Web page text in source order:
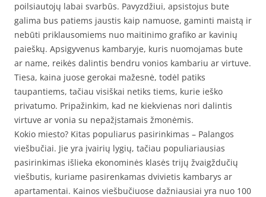
poilsiautojų labai svarbūs. Pavyzdžiui, apsistojus bute
galima bus patiems jaustis kaip namuose, gaminti maistą ir
nebūti priklausomiems nuo maitinimo grafiko ar kavinių
paieškų. Apsigyvenus kambaryje, kuris nuomojamas bute
ar name, reikės dalintis bendru vonios kambariu ar virtuve.
Tiesa, kaina juose gerokai mažesnė, todėl patiks
taupantiems, tačiau visiškai netiks tiems, kurie ieško
privatumo. Pripažinkim, kad ne kiekvienas nori dalintis
virtuve ar vonia su nepažįstamais žmonėmis.
Kokio miesto? Kitas populiarus pasirinkimas – Palangos
viešbučiai. Jie yra įvairių lygių, tačiau populiariausias
pasirinkimas išlieka ekonominės klasės trijų žvaigždučių
viešbutis, kuriame pasirenkamas dvivietis kambarys ar
apartamentai. Kainos viešbučiuose dažniausiai yra nuo 100